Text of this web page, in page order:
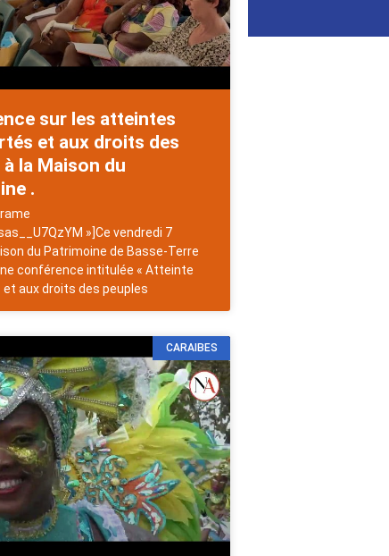
sur les atteintes
et aux droits des
la Maison du
.
»]Ce vendredi 7
du Patrimoine de Basse-Terre
conférence intitulée « Atteinte
aux droits des peuples
CARAIBES